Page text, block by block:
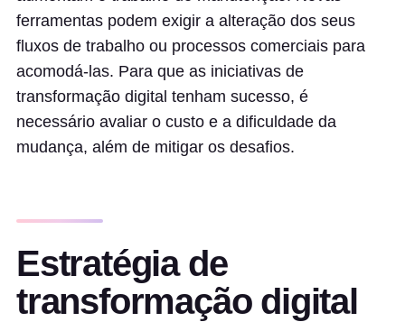
ferramentas podem exigir a alteração dos seus
fluxos de trabalho ou processos comerciais para
acomodá-las. Para que as iniciativas de
transformação digital tenham sucesso, é
necessário avaliar o custo e a dificuldade da
mudança, além de mitigar os desafios.
Estratégia de
transformação digital